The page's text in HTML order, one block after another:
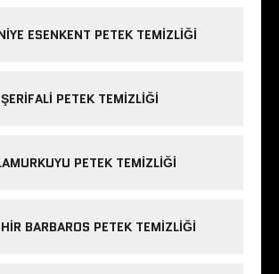
ESENKENT PETEK TEMIZLIĞI
ŞERIFALI PETEK TEMIZLIĞI
PETEK TEMIZLIĞI
BARBAROS PETEK TEMIZLIĞI